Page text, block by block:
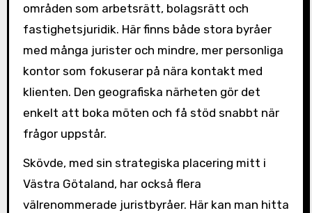
områden som arbetsrätt, bolagsrätt och
fastighetsjuridik. Här finns både stora byråer
med många jurister och mindre, mer personliga
kontor som fokuserar på nära kontakt med
klienten. Den geografiska närheten gör det
enkelt att boka möten och få stöd snabbt när
frågor uppstår.
Skövde, med sin strategiska placering mitt i
Västra Götaland, har också flera
välrenommerade juristbyråer. Här kan man hitta